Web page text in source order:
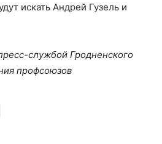
искать Андрей Гузель и
службой Гродненского
профсоюзов